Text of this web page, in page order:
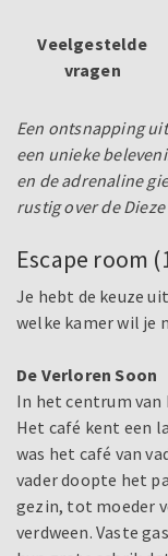
Veelgestelde
vragen
Een ontsnapping
een unieke
en de adrenaline
rustig over de
Escape room
Je hebt de keuze
welke kamer wil je
De Verloren Soon
In het centrum van
Het café kent een
was het café van
vader doopte het
gezin, tot moeder
verdween. Vaste